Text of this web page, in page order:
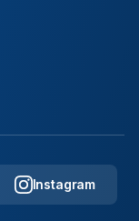
Instagram